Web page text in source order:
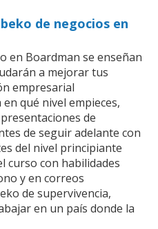
de negocios en
en Boardman se enseñan
a mejorar tus
empresarial
qué nivel empieces,
de
de seguir adelante con
del nivel principiante
curso con habilidades
y en correos
de supervivencia,
en un país donde la